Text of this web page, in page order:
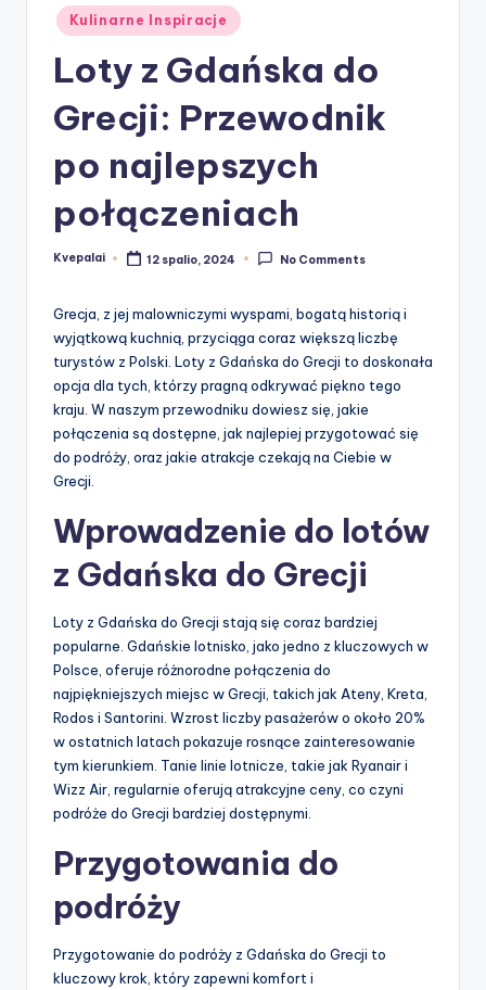
Posted
in
Kulinarne Inspiracje
Loty z Gdańska do
Grecji: Przewodnik
po najlepszych
połączeniach
Posted
Kvepalai 12 spalio, 2024 No Comments
Grecja, z jej malowniczymi wyspami, bogatą historią i
wyjątkową kuchnią, przyciąga coraz większą liczbę
turystów z Polski. Loty z Gdańska do Grecji to doskonała
opcja dla tych, którzy pragną odkrywać piękno tego
kraju. W naszym przewodniku dowiesz się, jakie
połączenia są dostępne, jak najlepiej przygotować się
do podróży, oraz jakie atrakcje czekają na Ciebie w
Grecji.
Wprowadzenie do lotów
z Gdańska do Grecji
Loty z Gdańska do Grecji stają się coraz bardziej
popularne. Gdańskie lotnisko, jako jedno z kluczowych w
Polsce, oferuje różnorodne połączenia do
najpiękniejszych miejsc w Grecji, takich jak Ateny, Kreta,
Rodos i Santorini. Wzrost liczby pasażerów o około 20%
w ostatnich latach pokazuje rosnące zainteresowanie
tym kierunkiem. Tanie linie lotnicze, takie jak Ryanair i
Wizz Air, regularnie oferują atrakcyjne ceny, co czyni
podróże do Grecji bardziej dostępnymi.
Przygotowania do
podróży
Przygotowanie do podróży z Gdańska do Grecji to
kluczowy krok, który zapewni komfort i